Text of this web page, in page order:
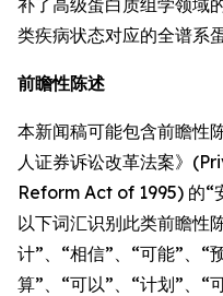
补了高级蛋白质组学领域
类疾病状态对应的全谱系
前瞻性陈述
本新闻稿可能包含前瞻性
人证券诉讼改革法案》
Reform Act of 1995) 的“
以下词汇识别此类前瞻性
计”、“相信”、“可能”、“
算”、“可以”、“计划”、“